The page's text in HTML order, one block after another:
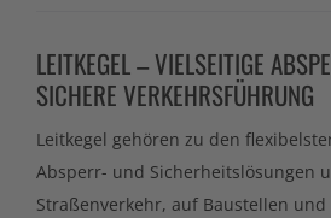
LEITKEGEL – VIELSEITIGE
SICHERE VERKEHRSFÜHRUNG
Leitkegel gehören zu den
Absperr- und Sicherheitslösungen
Straßenverkehr, auf Baustellen